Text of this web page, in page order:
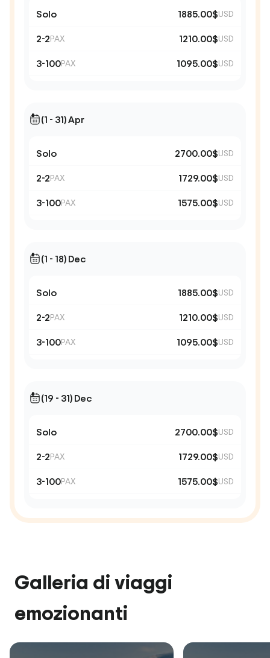
Solo 1885.00$USD
2-2PAX 1210.00$USD
3-100PAX 1095.00$USD
(1 - 31) Apr
Solo 2700.00$USD
2-2PAX 1729.00$USD
3-100PAX 1575.00$USD
(1 - 18) Dec
Solo 1885.00$USD
2-2PAX 1210.00$USD
3-100PAX 1095.00$USD
(19 - 31) Dec
Solo 2700.00$USD
2-2PAX 1729.00$USD
3-100PAX 1575.00$USD
Galleria di viaggi
emozionanti